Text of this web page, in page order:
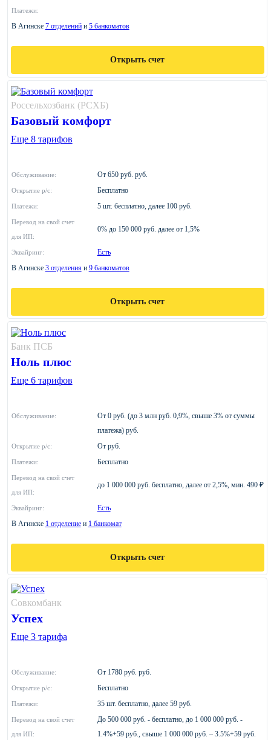
Платежи:
В Агинске 7 отделенийи 5 банкоматов
Открыть счет
Россельхозбанк (РСХБ)
Базовый комфорт
Еще 8 тарифов
Обслуживание: От 650 руб. руб.
Открытие р/с: Бесплатно
Платежи: 5 шт. бесплатно, далее 100 руб.
Перевод на свой счет
для ИП:
0% до 150 000 руб. далее от 1,5%
Эквайринг:
Есть
В Агинске 3 отделенияи 9 банкоматов
Открыть счет
Банк ПСБ
Ноль плюс
Еще 6 тарифов
Обслуживание:
От 0 руб. (до 3 млн руб. 0,9%, свыше 3% от суммы
платежа) руб.
Открытие р/с: От руб.
Платежи: Бесплатно
Перевод на свой счет
для ИП:
до 1 000 000 руб. бесплатно, далее от 2,5%, мин. 490 ₽
Эквайринг:
Есть
В Агинске 1 отделениеи 1 банкомат
Открыть счет
Совкомбанк
Успех
Еще 3 тарифа
Обслуживание: От 1780 руб. руб.
Открытие р/с: Бесплатно
Платежи: 35 шт. бесплатно, далее 59 руб.
Перевод на свой счет
для ИП:
До 500 000 руб. - бесплатно, до 1 000 000 руб. -
1.4%+59 руб., свыше 1 000 000 руб. – 3.5%+59 руб.